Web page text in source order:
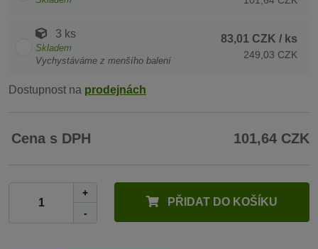
3 ks
Skladem
Vychystáváme z menšího balení
83,01 CZK / ks
249,03 CZK
Dostupnost na prodejnách
Cena s DPH 101,64 CZK
+
-
PŘIDAT DO KOŠÍKU